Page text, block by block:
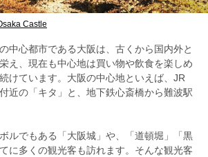
Castle
中心都市である大阪は、古くから国内外と
え、現在も中心地は買い物や飲食を楽しめ
けています。大阪の中心地といえば、JR
近の「キタ」と、地下鉄心斎橋から難波駅
ルでもある「大阪城」や、「道頓堀」「黒
に多くの観光客も訪れます。そんな観光客